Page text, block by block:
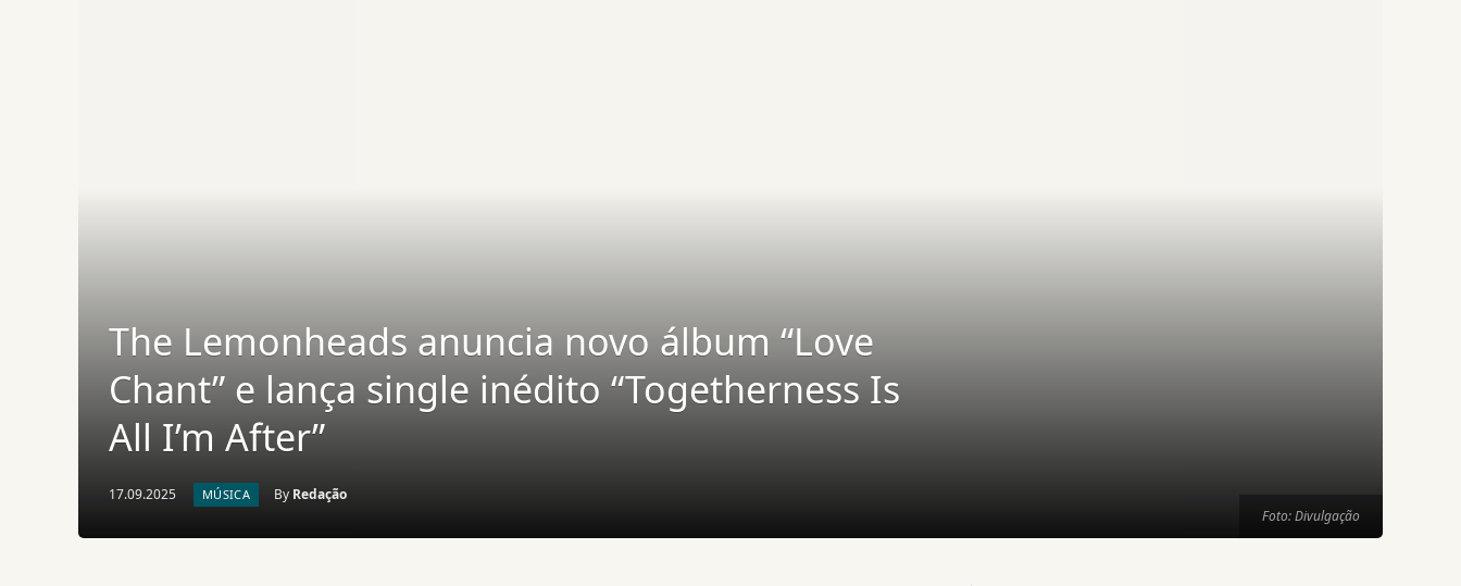
Foto: Divulgação
The Lemonheads anuncia novo álbum “Love
Chant” e lança single inédito “Togetherness Is
All I’m After”
17.09.2025 MÚSICA By Redação